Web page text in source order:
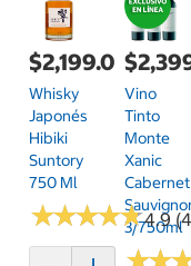
$2,199.00
Whisky
Japonés
Hibiki
Suntory
750 Ml
★★★★★
★★★★★4.9
Vino
Tinto
Monte
Xanic
Cabernet
3/750ml